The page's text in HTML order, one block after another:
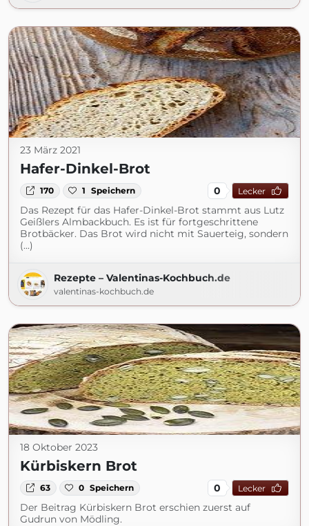
23 März 2021
Hafer-Dinkel-Brot
170 1 Speichern 0 Lecker
Das Rezept für das Hafer-Dinkel-Brot stammt aus Lutz
Geißlers Almbackbuch. Es ist für fortgeschrittene
Brotbäcker. Das Brot wird nicht mit Sauerteig, sondern
(...)
Rezepte – Valentinas-Kochbuch.de
valentinas-kochbuch.de
18 Oktober 2023
Kürbiskern Brot
63 0 Speichern 0 Lecker
Der Beitrag Kürbiskern Brot erschien zuerst auf
Gudrun von Mödling.